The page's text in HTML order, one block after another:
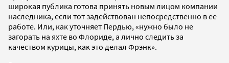
широкая публика готова принять новым лицом компании
наследника, если тот задействован непосредственно в ее
работе. Или, как уточняет Пердью, «нужно было не
загорать на яхте во Флориде, а лично следить за
качеством курицы, как это делал Фрэнк».